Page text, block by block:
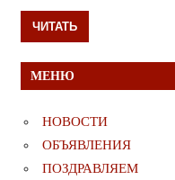
ЧИТАТЬ
МЕНЮ
НОВОСТИ
ОБЪЯВЛЕНИЯ
ПОЗДРАВЛЯЕМ